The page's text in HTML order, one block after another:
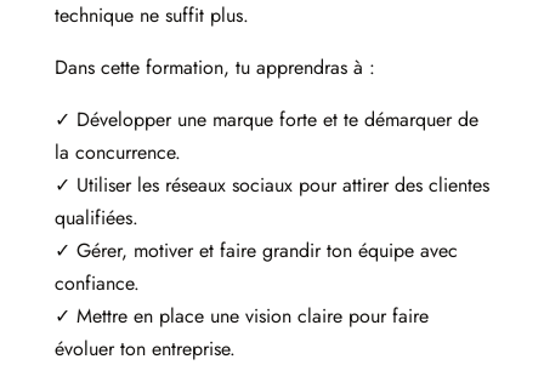
technique ne suffit plus.
Dans cette formation, tu apprendras à :
✓ Développer une marque forte et te démarquer de
la concurrence.
✓ Utiliser les réseaux sociaux pour attirer des clientes
qualifiées.
✓ Gérer, motiver et faire grandir ton équipe avec
confiance.
✓ Mettre en place une vision claire pour faire
évoluer ton entreprise.